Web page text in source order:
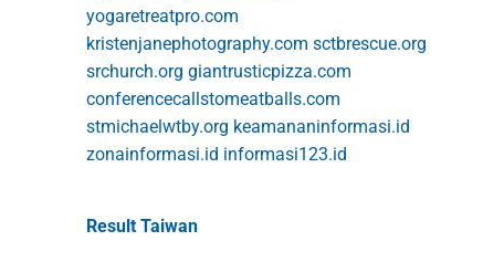
yogaretreatpro.com
kristenjanephotography.com sctbrescue.org
srchurch.org giantrusticpizza.com
conferencecallstomeatballs.com
stmichaelwtby.org keamananinformasi.id
zonainformasi.id informasi123.id
Result Taiwan